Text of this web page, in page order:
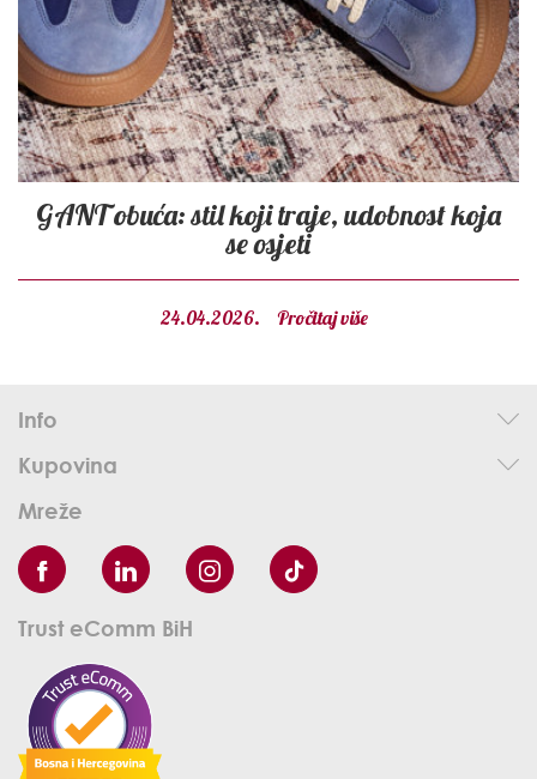
GANT obuća: stil koji traje, udobnost koja
se osjeti
24.04.2026. Pročitaj više
Info
Kupovina
Mreže
Trust eComm BiH